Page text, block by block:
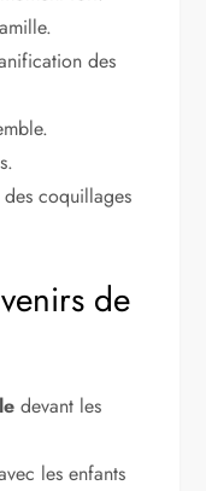
des
des coquillages
de
devant les
les enfants